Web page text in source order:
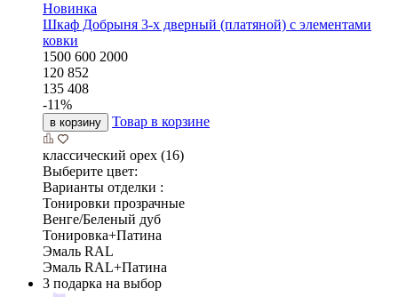
Новинка
Шкаф Добрыня 3-х дверный (платяной) с элементами
ковки
1500 600 2000
120 852
135 408
-11%
в корзину Товар в корзине
классический орех (16)
Выберите цвет:
Варианты отделки :
Тонировки прозрачные
Венге/Беленый дуб
Тонировка+Патина
Эмаль RAL
Эмаль RAL+Патина
3 подарка на выбор